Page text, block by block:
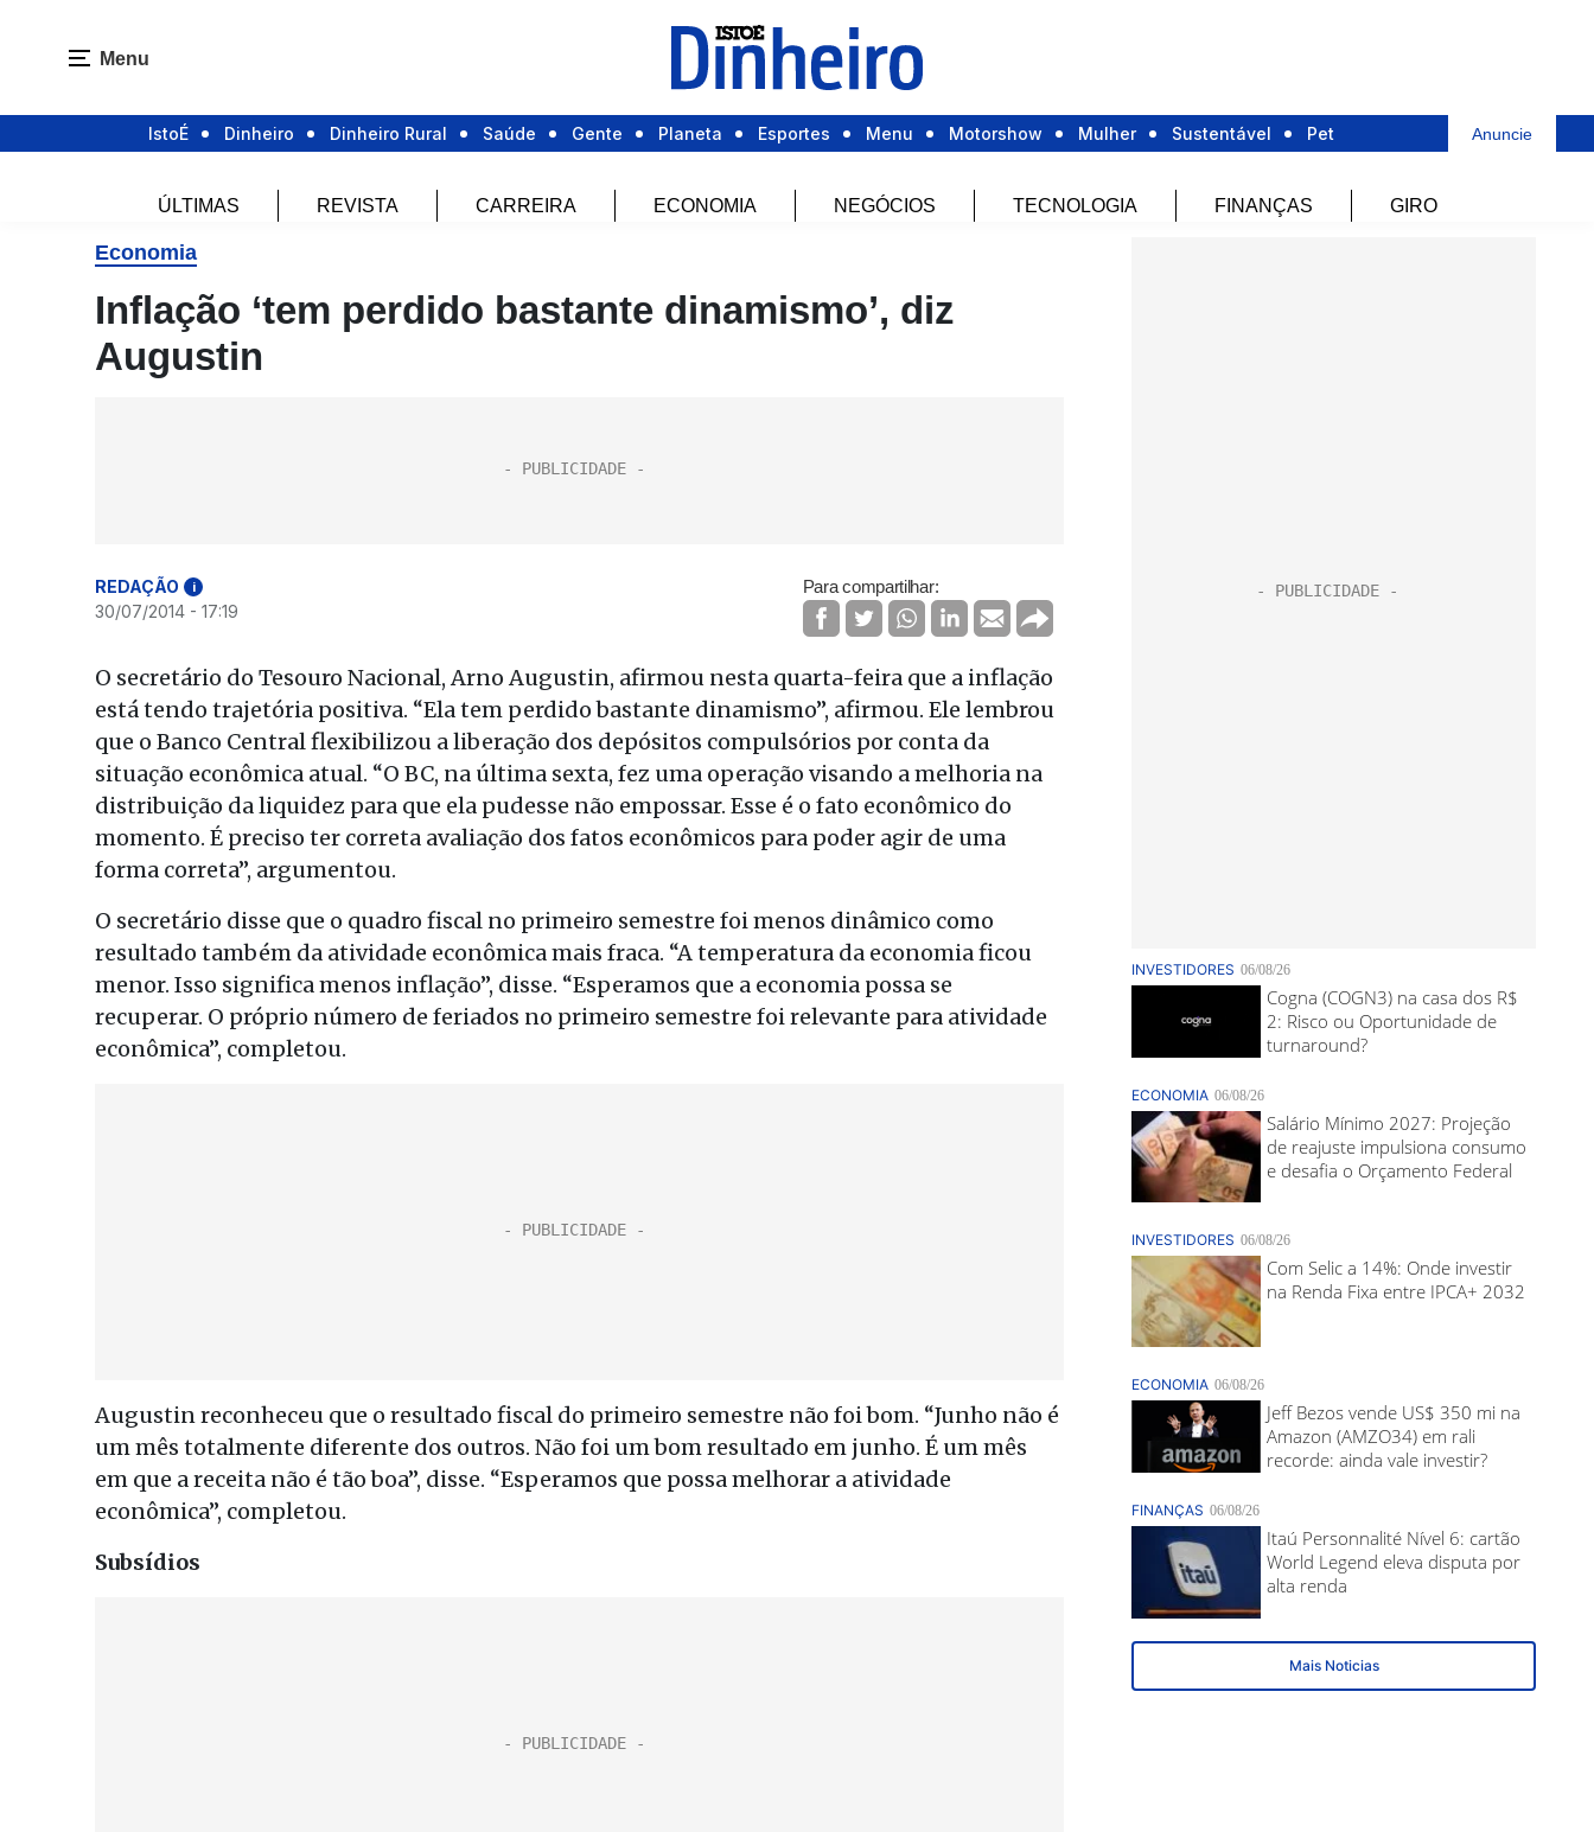
Menu
IstoÉ Dinheiro Dinheiro Rural Saúde Gente Planeta Esportes Menu Motorshow Mulher Sustentável Pet Anuncie
ÚLTIMAS REVISTA CARREIRA ECONOMIA NEGÓCIOS TECNOLOGIA FINANÇAS GIRO
Economia
Inflação ‘tem perdido bastante dinamismo’, diz
Augustin
REDAÇÃO i
30/07/2014 - 17:19
Para compartilhar:
O secretário do Tesouro Nacional, Arno Augustin, afirmou nesta quarta-feira que a inflação
está tendo trajetória positiva. “Ela tem perdido bastante dinamismo”, afirmou. Ele lembrou
que o Banco Central flexibilizou a liberação dos depósitos compulsórios por conta da
situação econômica atual. “O BC, na última sexta, fez uma operação visando a melhoria na
distribuição da liquidez para que ela pudesse não empossar. Esse é o fato econômico do
momento. É preciso ter correta avaliação dos fatos econômicos para poder agir de uma
forma correta”, argumentou.
O secretário disse que o quadro fiscal no primeiro semestre foi menos dinâmico como
resultado também da atividade econômica mais fraca. “A temperatura da economia ficou
menor. Isso significa menos inflação”, disse. “Esperamos que a economia possa se
recuperar. O próprio número de feriados no primeiro semestre foi relevante para atividade
econômica”, completou.
Augustin reconheceu que o resultado fiscal do primeiro semestre não foi bom. “Junho não é
um mês totalmente diferente dos outros. Não foi um bom resultado em junho. É um mês
em que a receita não é tão boa”, disse. “Esperamos que possa melhorar a atividade
econômica”, completou.
Subsídios